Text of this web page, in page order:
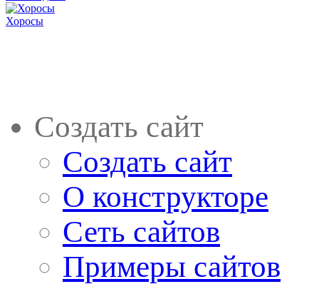
Хоросы
Создать сайт
Создать сайт
О конструкторе
Сеть сайтов
Примеры сайтов